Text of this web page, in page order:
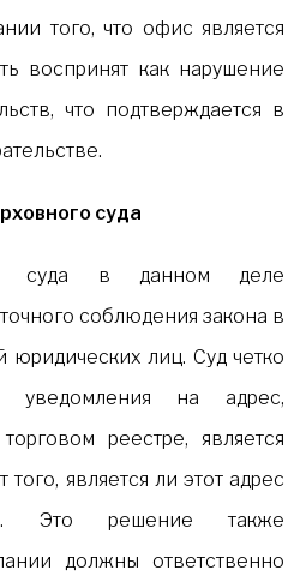
того, что офис является
воспринят как нарушение
что подтверждается в
суда
суда в данном деле
соблюдения закона в
лиц. Суд четко
уведомления на адрес,
реестре, является
является ли этот адрес
Это решение также
должны ответственно